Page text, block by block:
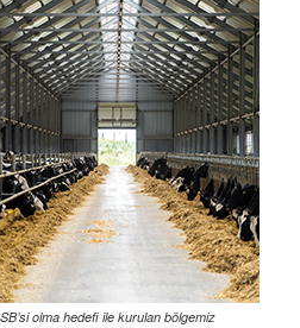
olma hedefi ile kurulan bölgemiz